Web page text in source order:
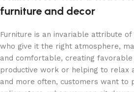
furniture and decor
Furniture is an invariable attribute
who give it the right atmosphere,
and comfortable, creating
productive work or helping to relax
and more often, customers want to